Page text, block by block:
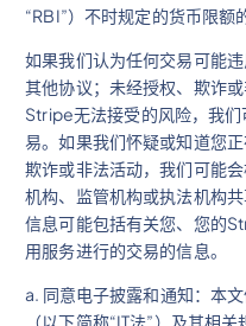
“RBI”）不时规定的货币限额
如果我们认为任何交易可能
其他协议；未经授权、欺诈
Stripe无法接受的风险，我
易。如果我们怀疑或知道您
欺诈或非法活动，我们可能
机构、监管机构或执法机构
信息可能包括有关您、您的
用服务进行的交易的信息。
a. 同意电子披露和通知：本
（以下简称“IT法”）及其相